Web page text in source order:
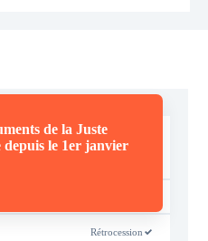
de la Juste
depuis le 1er janvier
humain
Rétrocession
-